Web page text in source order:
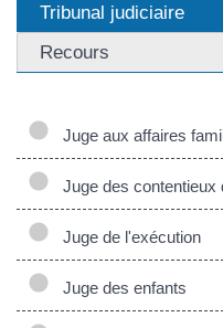
Tribunal judiciaire
Recours
Juge aux affaires
Juge des contentieux
Juge de l'exécution
Juge des enfants